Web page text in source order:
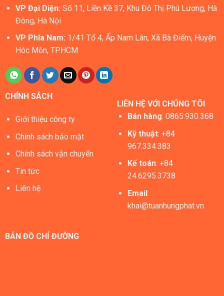
VP Đại Diện: Số 11, Liền Kề 37, Khu Đô Thị Phú Lương, Hà
Đông, Hà Nội
VP Phía Nam: 1/41 Tổ 4, Ấp Nam Lân, Xã Bà Điểm, Huyện
Hóc Môn, TP.HCM
CHÍNH SÁCH
Giới thiệu công ty
Chính sách bảo mật
Chính sách vận chuyển
Tin tức
Liên hệ
LIÊN HỆ VỚI CHÚNG TÔI
Bán hàng: 0865.930.368
Kỹ thuật: +84
967.334.383
Kế toán: +84
24.6295.3738
Email:
khai@tuanhungphat.vn
BẢN ĐỒ CHỈ ĐƯỜNG